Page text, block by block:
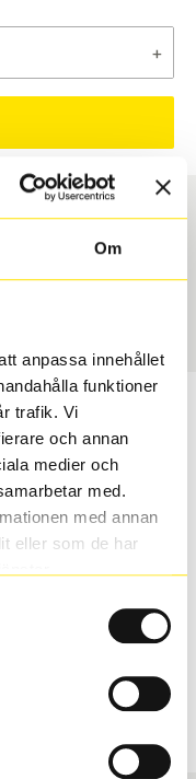
Om
anpassa innehållet
funktioner
trafik. Vi
och annan
medier och
med.
med annan
eller som de har
+
om det däck du
däck som skall
att kolla en extra
dimensioner.
årens lopp och
Sök